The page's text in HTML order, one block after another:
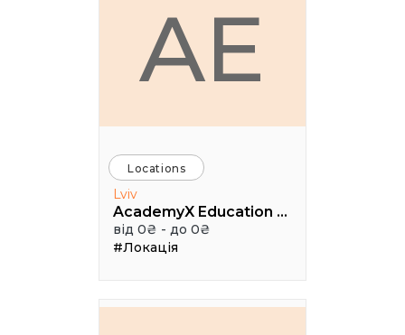
AE
Locations
Lviv
AcademyX Education Hub
від 0₴ - до 0₴
#Локація